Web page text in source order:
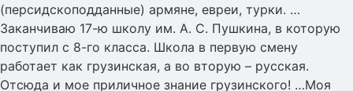
(персидскоподданные) армяне, евреи, турки. …
Заканчиваю 17-ю школу им. А. С. Пушкина, в которую
поступил с 8-го класса. Школа в первую смену
работает как грузинская, а во вторую – русская.
Отсюда и мое приличное знание грузинского! …Моя